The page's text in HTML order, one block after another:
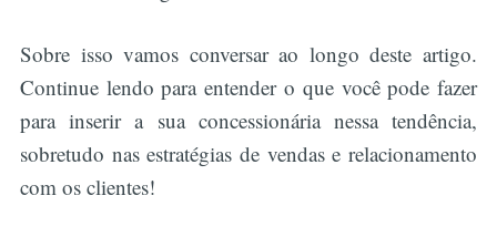
Sobre isso vamos conversar ao longo deste artigo.
Continue lendo para entender o que você pode fazer
para inserir a sua concessionária nessa tendência,
sobretudo nas estratégias de vendas e relacionamento
com os clientes!